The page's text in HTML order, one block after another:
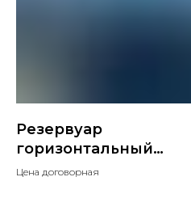
Резервуар
горизонтальный
стальной наземный
Цена договорная